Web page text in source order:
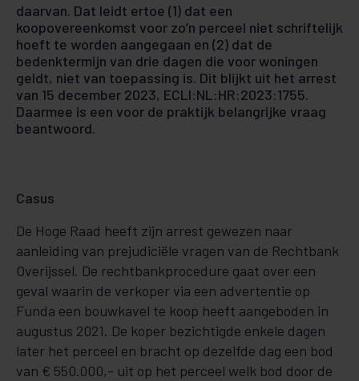
daarvan. Dat leidt ertoe (1) dat een
koopovereenkomst voor zo’n perceel niet schriftelijk
hoeft te worden aangegaan en (2) dat de
bedenktermijn van drie dagen die voor woningen
geldt, niet van toepassing is. Dit blijkt uit het arrest
van 15 december 2023, ECLI:NL:HR:2023:1755.
Daarmee is een voor de praktijk belangrijke vraag
beantwoord.
Casus
De Hoge Raad heeft zijn arrest gewezen naar
aanleiding van prejudiciële vragen van de Rechtbank
Overijssel. De rechtbankprocedure gaat over een
geval waarin de verkoper via een advertentie op
Funda een bouwkavel te koop heeft aangeboden in
augustus 2021. De koper bezichtigde enkele dagen
later het perceel en bracht op dezelfde dag een bod
van € 550.000,- uit op het perceel welk bod door de